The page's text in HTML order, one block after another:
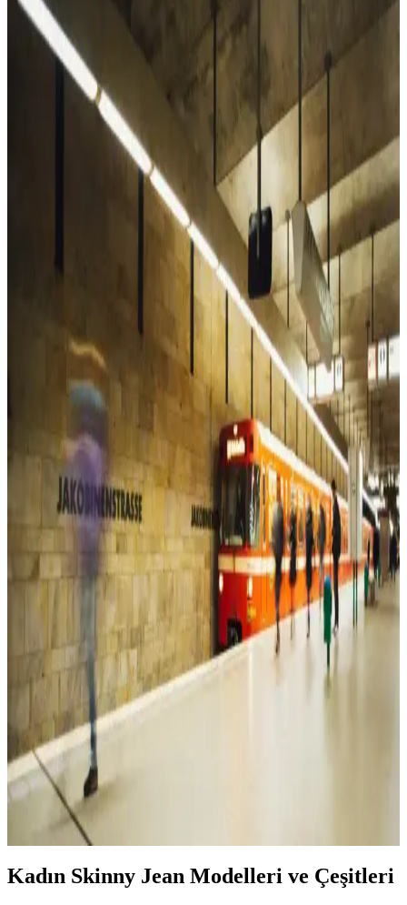
Alya Underwear'in pamuklu kadın hipster slipleri, 10 renk
seçeneğiyle, yumuşak ve dayanıklı yapısıyla günlük rahatlık sunar,
uzun ömürlü ve şık bir iç giyim seçeneği sağlar.
Vaen Kadın Pamuk Elastan Likralı Sıfır Kol Atlet:
Günlük Şıklık ve Konfor Bir Arada
Vaen markasının pamuk elastan likralı atletleri, yumuşak ve nefes
alabilir kumaşıyla gün boyu konfor sağlar, şık tasarımıyla her
Laviyonsa Hasır Yazlık Vizör Şapka: Yaz Aylarında
Güneşten Koruyan Şık ve Pratik Tasarım
Laviyonsa hasır vizör şapka, hafif ve şık tasarımıyla yaz aylarında
güneşten koruyan ideal bir aksesuar. Uzun siperliği ve hava akışını
kolaylaştıran yapısıyla konfor sağlar.
Pierre Cardin Kahverengi Monogram Kadın Omuz
Çantası Günlük Kullanım İçin Uygun
Pierre Cardin'in kahverengi monogram kadın omuz çantası, şıklık ve
fonksiyonelliği bir arada sunar. Geniş iç hacmi ve ayarlanabilir
askısıyla günlük kullanım için ideal, dayanıklı suni deri malzeme ile
tasarlanmıştır.
Kadın Spor Ayakkabıları Karşılaştırması: Puma
Skyrocket Lite ve Skechers Summits Özellikleri
Puma Skyrocket Lite ve Skechers Summits kadın spor ayakkabıları,
konfor, tasarım ve kullanım alanları açısından detaylı karşılaştırma
ile sizin için analiz edildi.
Beyaz Elbise Modelleri: Çeşitleri ve Kombin
Önerileriyle Zamansız Şıklık
Beyaz elbise modelleri, farklı tarzlara ve ihtiyaçlara uygun çeşitli
seçenekler sunar. Günlük, resmi veya modern tasarımlarla şıklığınızı
tamamlayın, trendleri yakalayın.
Kadın Kot Modelleri ve Kombinasyon İpuçlarıyla
Şıklık ve Rahatlık Yakalayın
Kadın kot, farklı modelleri ve kombinasyon seçenekleriyle her tarz
ve ihtiyaca uygun, şıklık ve rahatlığı bir arada sunan vazgeçilmez bir
giyim parçasıdır.
Kadın Skinny Jean Modelleri ve Çeşitleri